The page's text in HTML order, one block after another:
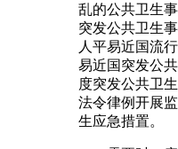
乱的公共卫生
突发公共卫生
人平易近国流
易近国突发公
度突发公共卫
法令律例开展
生应急措置。